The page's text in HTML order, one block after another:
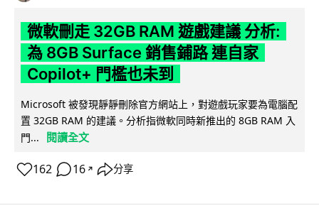
微軟刪走 32GB RAM 遊戲建議 分析:
為 8GB Surface 銷售鋪路 連自家
Copilot+ 門檻也未到
Microsoft 被發現靜靜刪除官方網站上，對遊戲玩家要為電腦配
置 32GB RAM 的建議。分析指微軟同時新推出的 8GB RAM 入
門...
閱讀全文
162 16 ↗ 分享